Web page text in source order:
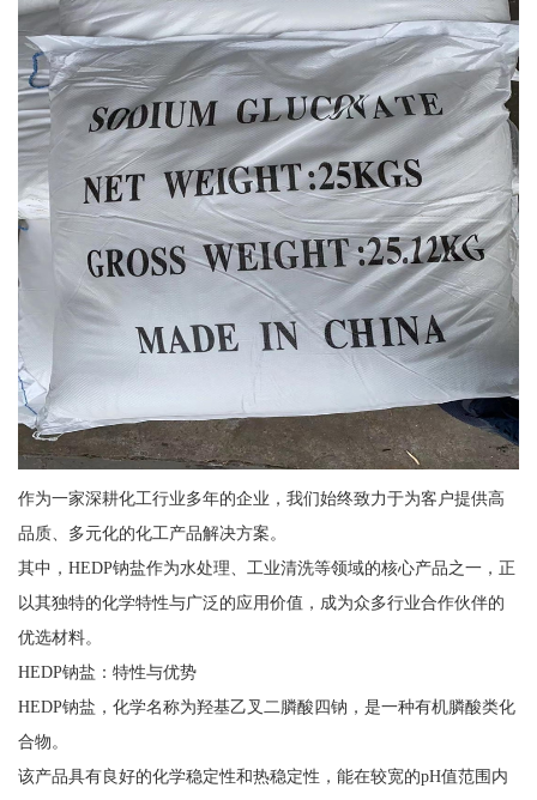
作为一家深耕化工行业多年的企业，我们始终致力于为客户提供高
品质、多元化的化工产品解决方案。
其中，HEDP钠盐作为水处理、工业清洗等领域的核心产品之一，正
以其独特的化学特性与广泛的应用价值，成为众多行业合作伙伴的
优选材料。
HEDP钠盐：特性与优势
HEDP钠盐，化学名称为羟基乙叉二膦酸四钠，是一种有机膦酸类化
合物。
该产品具有良好的化学稳定性和热稳定性，能在较宽的pH值范围内